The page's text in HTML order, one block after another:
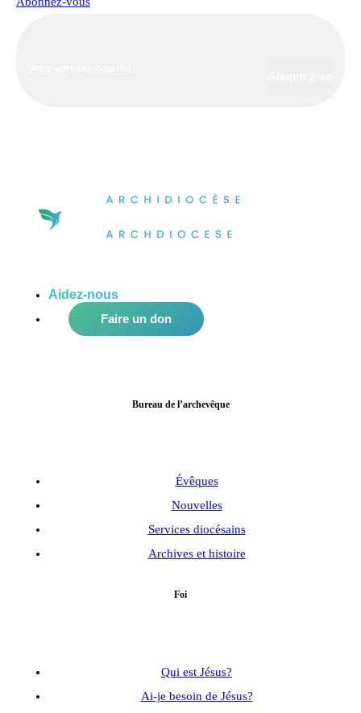
Aidez-nous
Faire un don
Bureau de l’archevêque
Évêques
Nouvelles
Services diocésains
Archives et histoire
Foi
Qui est Jésus?
Ai-je besoin de Jésus?